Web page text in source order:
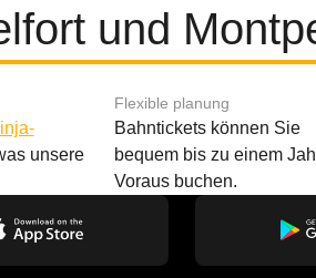
und
unsere
Flexible planung
Bahntickets können Sie
bequem bis zu einem
Voraus buchen.